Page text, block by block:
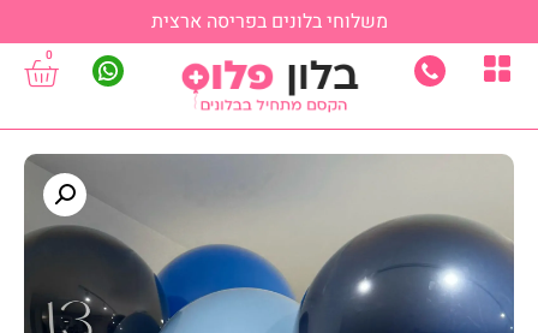
משלוחי בלונים בפריסה ארצית
0